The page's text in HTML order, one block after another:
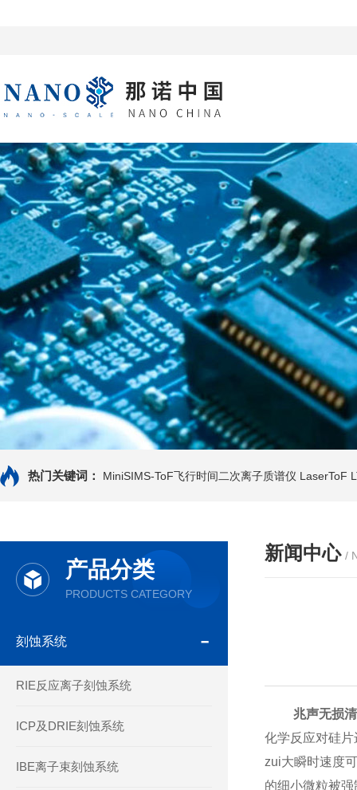
热门关键词： MiniSIMS-ToF飞行时间二次离子质谱仪 LaserToF
产品分类
PRODUCTS CATEGORY
刻蚀系统
RIE反应离子刻蚀系统
ICP及DRIE刻蚀系统
IBE离子束刻蚀系统
新闻中心 /
兆声无损
化学反应对硅
zui大瞬时速度
的细小微粒被